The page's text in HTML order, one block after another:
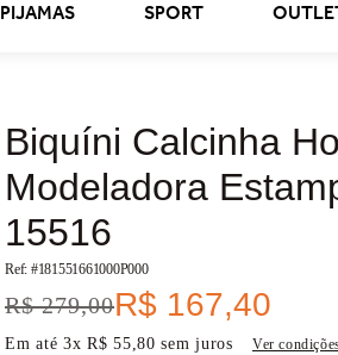
PIJAMAS SPORT
Biquíni Calcinha
Modeladora
15516
Ref: #181551661000P000
R$ 279,00R$ 167,40
Em até 3xR$ 55,80 sem juros Ver